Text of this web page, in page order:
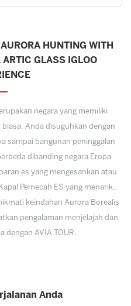
HUNTING WITH
ARTIC GLASS IGLOO
negara yang memiliki
Anda disuguhkan dengan
sampai bangunan peninggalan
dibanding negara Eropa
es yang mengesankan atau
Pemecah ES yang menarik,.
keindahan Aurora Borealis
pengalaman menjelajah dan
dengan AVIA TOUR.
Anda